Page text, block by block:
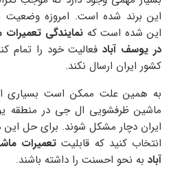
این برند شده است. امروزه
این شده است کهنمایندگی
در یوسف آباد فعالیت خود را تمام
کشور ایران ارسال نکند.
به همین علت ممکن است بسیاری از
ماشین ظرفشویی ال جی در منطقه
ایران دچار مشکل شوند‌. برای حل
انتخاب کنید که قابلیت تعمیرات
آباد به نحو احسنت را داشته باشند.